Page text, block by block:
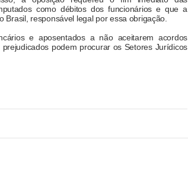
como débitos dos funcionários e que a
responsável legal por essa obrigação.
e aposentados a não aceitarem acordos
podem procurar os Setores Jurídicos